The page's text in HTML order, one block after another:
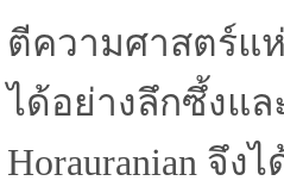
ตีความศาสตร์แห่
ได้อย่างลึกซึ้งแ
Horauranian จึ